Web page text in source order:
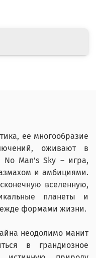
ее многообразие
оживают в
Man’s Sky – игра,
и амбициями.
вселенную,
планеты и
формами жизни.
неодолимо манит
в грандиозное